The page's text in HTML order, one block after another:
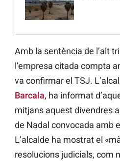
Amb la sentència de l’alt
l’empresa citada compta
va confirmar el TSJ.
Barcala, ha informat
mitjans aquest divendres
de Nadal convocada amb
L’alcalde ha mostrat el
resolucions judicials, com